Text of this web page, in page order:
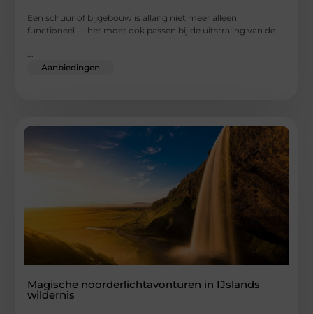
Een schuur of bijgebouw is allang niet meer alleen
functioneel — het moet ook passen bij de uitstraling van de
Aanbiedingen
Magische noorderlichtavonturen in IJslands
wildernis